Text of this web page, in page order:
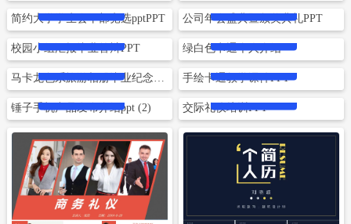
立即下载
简约大学学生会干部竞选pptPPT
立即下载
公司年会盛典暨颁奖典礼PPT
立即下载
校园小组汇报毕业答辩PPT
立即下载
绿白色卡通个人介绍
立即下载
马卡龙色系旅游相册毕业纪念册毕业旅行PPT
立即下载
手绘卡通教学课件PPT
立即下载
锤子手机产品发布介绍ppt (2)
立即下载
交际礼仪培训PPT
立即下载 立即下载